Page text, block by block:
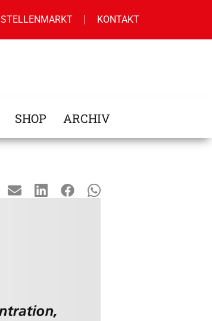
STELLENMARKT KONTAKT
SHOP ARCHIV